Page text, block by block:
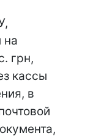
на
грн,
кассы
в